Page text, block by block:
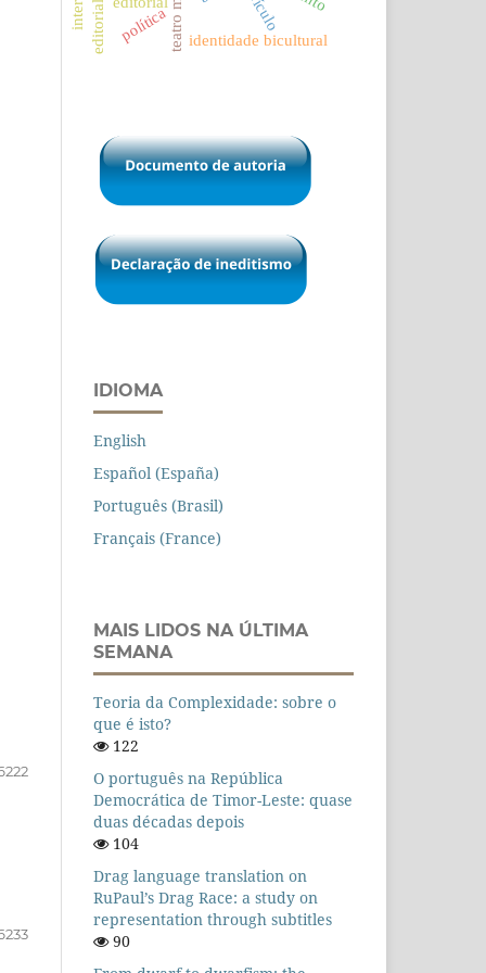
identidade bicultural
política
IDIOMA
English
Español (España)
Português (Brasil)
Français (France)
MAIS LIDOS NA ÚLTIMA
SEMANA
Teoria da Complexidade: sobre o
que é isto?
122
O português na República
Democrática de Timor-Leste: quase
duas décadas depois
104
Drag language translation on
RuPaul’s Drag Race: a study on
representation through subtitles
90